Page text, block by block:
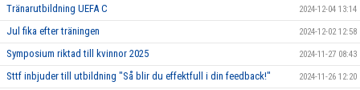
Tränarutbildning UEFA C 2024-12-04 13:14
Jul fika efter träningen 2024-12-02 12:58
Symposium riktad till kvinnor 2025 2024-11-27 08:43
Sttf inbjuder till utbildning "Så blir du effektfull i din feedback!" 2024-11-26 12:20